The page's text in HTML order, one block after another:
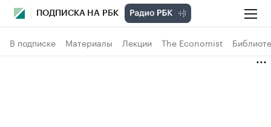
ПОДПИСКА НА РБК
В подписке Материалы Лекции The Economist